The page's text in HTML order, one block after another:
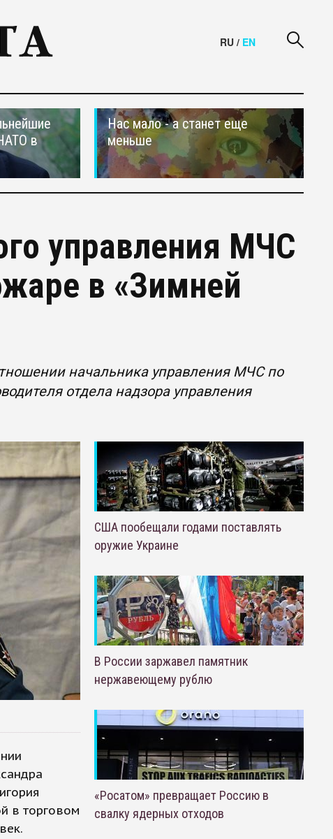
RU / EN
в
Нас мало - а станет еще
меньше
управления МЧС
в «Зимней
начальника управления МЧС по
отдела надзора управления
в торговом
США пообещали годами поставлять
оружие Украине
В России заржавел памятник
нержавеющему рублю
«Росатом» превращает Россию в
свалку ядерных отходов